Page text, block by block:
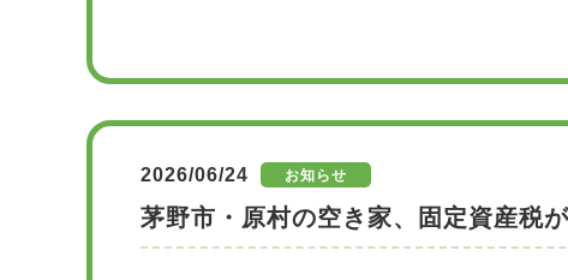
2026/06/24 お知らせ
茅野市・原村の空き家、固定資産税